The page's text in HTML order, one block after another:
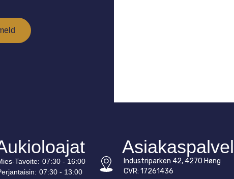
Tavoite: 07:30 - 16:00
07:30 - 13:00
Industriparken 42, 4270 Høng
CVR: 17261436